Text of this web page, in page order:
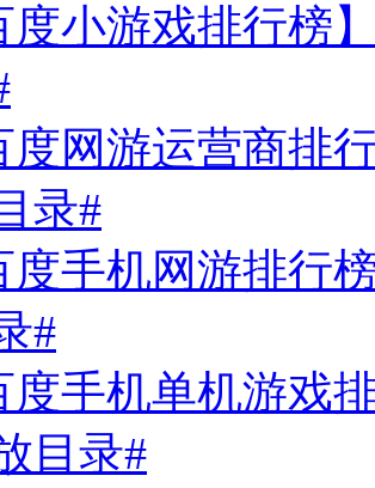
度小游戏排行榜
度网游运营商排
录#
度手机网游排行
#
度手机单机游戏
目录#